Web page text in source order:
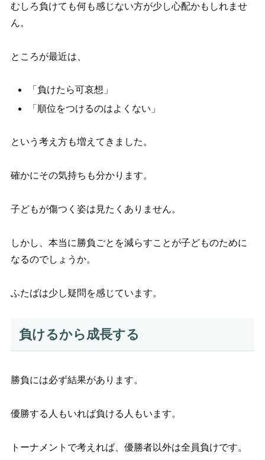
むしろ負けても何も感じない方が少し心配かもしれませ
ん。
ところが最近は、
「負けたら可哀想」
「順位をつけるのはよくない」
という考え方も増えてきました。
確かにその気持ちも分かります。
子どもが傷つく姿は見たくありません。
しかし、本当に勝負ごとを減らすことが子どものために
なるのでしょうか。
ふたばは少し疑問を感じています。
負けるから成長する
勝負には必ず結果があります。
優勝する人もいれば負ける人もいます。
トーナメントで考えれば、優勝者以外は全員負けです。